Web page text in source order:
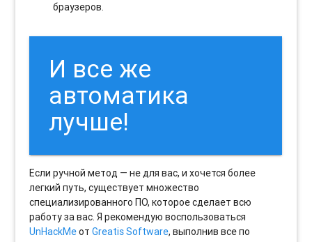
браузеров.
И все же
автоматика
лучше!
Если ручной метод — не для вас, и хочется более
легкий путь, существует множество
специализированного ПО, которое сделает всю
работу за вас. Я рекомендую воспользоваться
UnHackMeотGreatis Software, выполнив все по